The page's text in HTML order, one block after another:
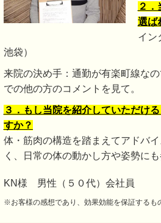
２
選ば
イン
池袋）
来院の決め手：通勤が有楽町線な
での他の方のコメントを見て。
３．もし当院を紹介していただけ
すか？
体・筋肉の構造を踏まえてアドバ
く、日常の体の動かし方や姿勢にも
KN様 男性（５０代）会社員
※お客様の感想であり、効果効能を保証するも